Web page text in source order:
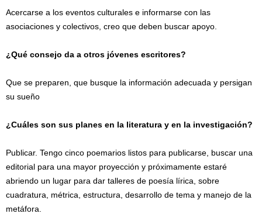
Acercarse a los eventos culturales e informarse con las
asociaciones y colectivos, creo que deben buscar apoyo.
¿Qué consejo da a otros jóvenes escritores?
Que se preparen, que busque la información adecuada y persigan
su sueño
¿Cuáles son sus planes en la literatura y en la investigación?
Publicar. Tengo cinco poemarios listos para publicarse, buscar una
editorial para una mayor proyección y próximamente estaré
abriendo un lugar para dar talleres de poesía lírica, sobre
cuadratura, métrica, estructura, desarrollo de tema y manejo de la
metáfora.